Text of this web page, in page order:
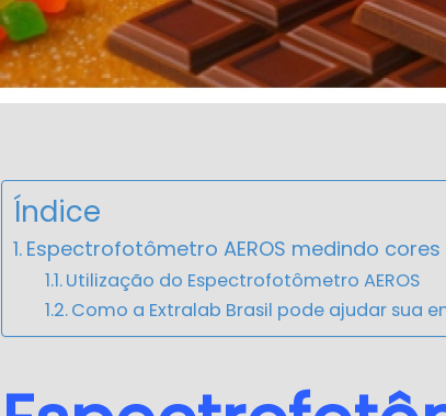
Índice
Espectrofotômetro AEROS medindo
Utilização do Espectrofotômetro AEROS
Como a Extralab Brasil pode ajudar sua